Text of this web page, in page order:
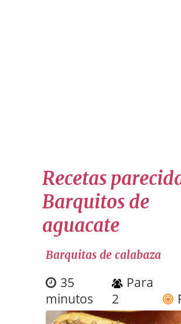
Recetas
Barquitos de
aguacate
Barquitas de calabaza
35
minutos
Para
2